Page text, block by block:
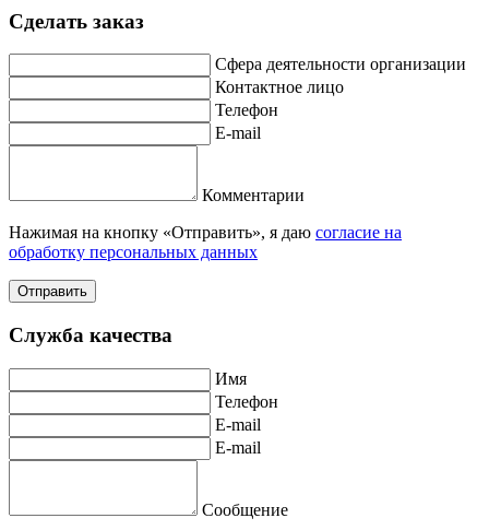
Сделать заказ
Сфера деятельности организации
Контактное лицо
Телефон
E-mail
Комментарии
Нажимая на кнопку «Отправить», я даю согласие на
обработку персональных данных
Отправить
Служба качества
Имя
Телефон
E-mail
E-mail
Сообщение